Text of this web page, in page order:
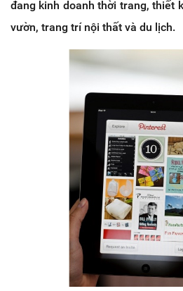
đang kinh doanh thời trang, thiết
vườn, trang trí nội thất và du lịch.